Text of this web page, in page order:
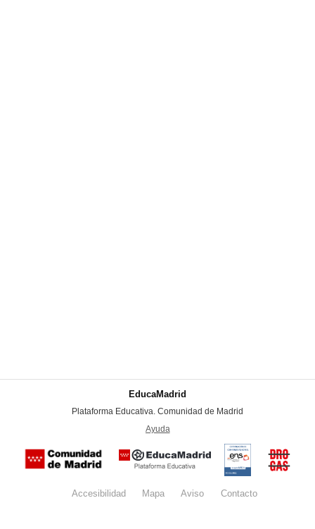
EducaMadrid
Plataforma Educativa. Comunidad de Madrid
Ayuda
Certificación
conformidad
con el
Nacional de
Seguridad
del
Accesibilidad Mapa Aviso legalContacto